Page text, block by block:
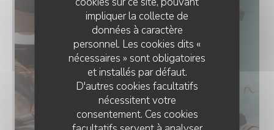
impliquer la collecte de
données à caractère
personnel. Les cookies dits «
nécessaires » sont obligatoires
et installés par défaut.
D'autres cookies facultatifs
nécessitent votre
consentement. Ces cookies